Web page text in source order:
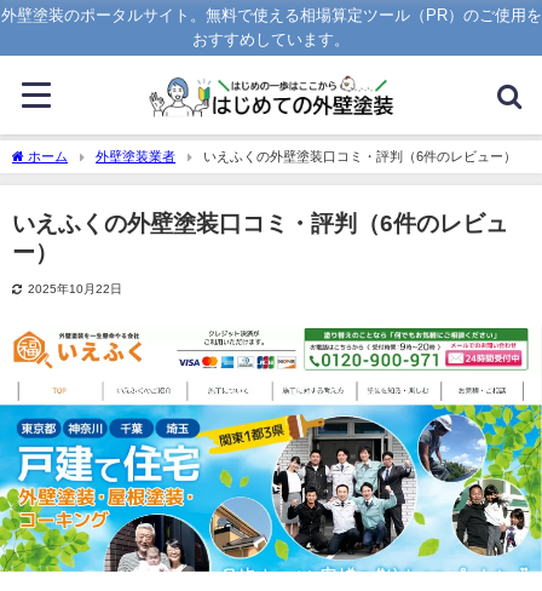
外壁塗装のポータルサイト。無料で使える相場算定ツール（PR）のご使用を
おすすめしています。
ホーム 外壁塗装業者 いえふくの外壁塗装口コミ・評判（6件のレビュー）
いえふくの外壁塗装口コミ・評判（6件のレビュ
ー）
2025年10月22日